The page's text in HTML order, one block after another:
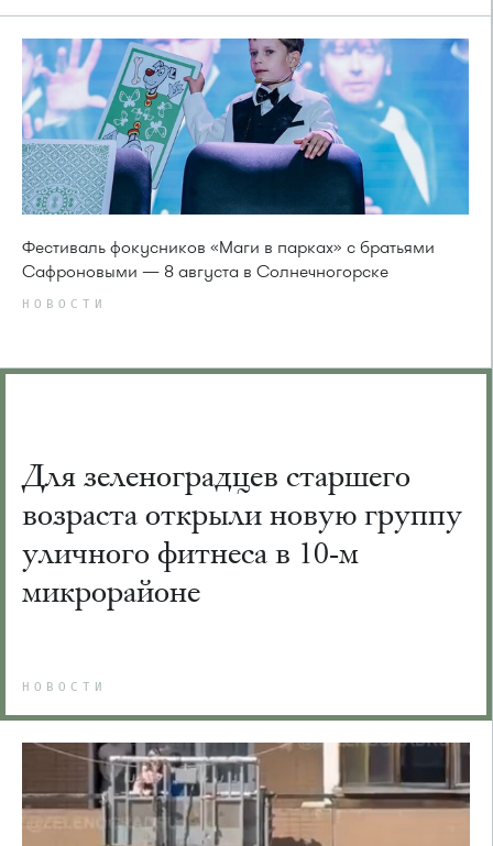
Фестиваль фокусников «Маги в парках» с братьями
Сафроновыми — 8 августа в Солнечногорске
НОВОСТИ
Для зеленоградцев старшего
возраста открыли новую группу
уличного фитнеса в 10-м
микрорайоне
НОВОСТИ